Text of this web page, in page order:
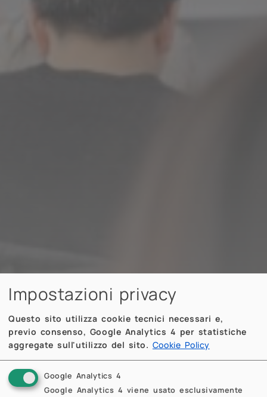
Impostazioni privacy
Questo sito utilizza cookie tecnici necessari e,
previo consenso, Google Analytics 4 per statistiche
aggregate sull'utilizzo del sito. Cookie Policy
Google Analytics 4
Google Analytics 4 viene usato esclusivamente